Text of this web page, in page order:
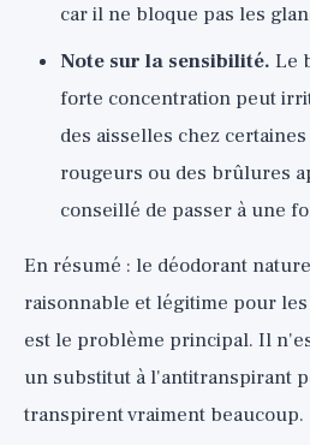
car il ne bloque pas les
Note sur la sensibilité. Le
forte concentration peut
des aisselles chez
rougeurs ou des brûlures
conseillé de passer à une
En résumé : le déodorant
raisonnable et légitime pour
est le problème principal. Il
un substitut à l'antitranspirant
transpirent vraiment beaucoup.